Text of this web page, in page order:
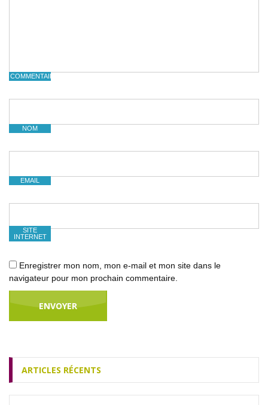
COMMENTAIRE
NOM
EMAIL
SITE
INTERNET
Enregistrer mon nom, mon e-mail et mon site dans le
navigateur pour mon prochain commentaire.
ARTICLES RÉCENTS